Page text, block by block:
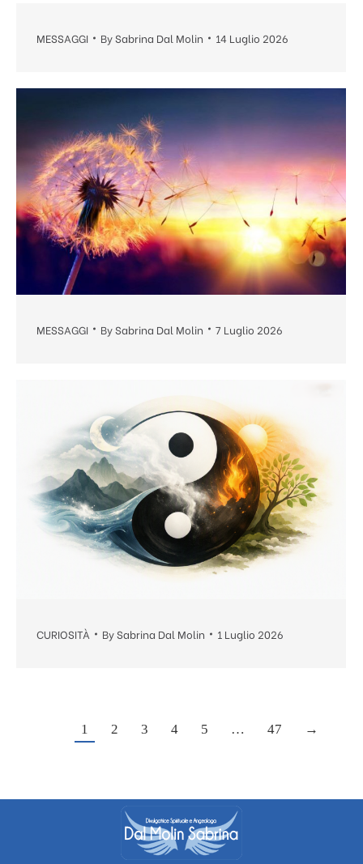
MESSAGGI BySabrina Dal Molin 14 Luglio 2026
MESSAGGI BySabrina Dal Molin 7 Luglio 2026
CURIOSITÀ BySabrina Dal Molin 1 Luglio 2026
1 2 3 4 5 … 47 →